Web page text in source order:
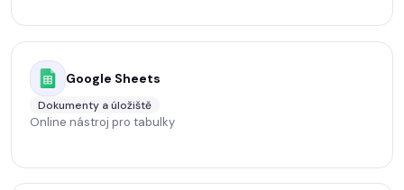
Google Sheets
Dokumenty a úložiště
Online nástroj pro tabulky